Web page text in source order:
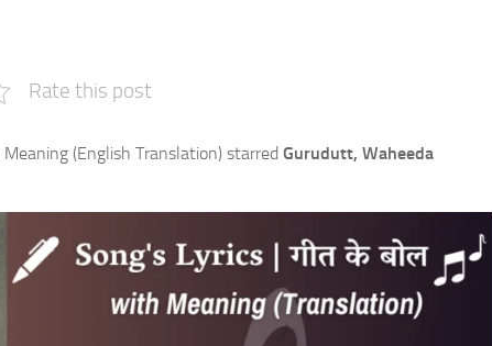
Rate this post
Meaning (English Translation) starred Gurudutt, Waheeda